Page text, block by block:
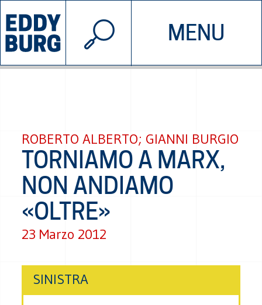
MENU
INIZIATIVE CHI SIAMO
© 2026 EDDYBURG
ROBERTO ALBERTO; GIANNI BURGIO
TORNIAMO A MARX,
NON ANDIAMO
«OLTRE»
23 Marzo 2012
SINISTRA